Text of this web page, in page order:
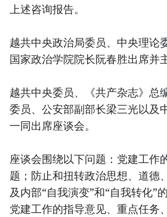
上述咨询报告。
越共中央政治局委员、中央理论
国家政治学院院长阮春胜出席并
越共中央委员、《共产杂志》总
委员、公安部副部长梁三光以及
一同出席座谈会。
座谈会围绕以下问题：党建工作
题；防止和扭转政治思想、道德
及内部“自我演变”和“自我转化”
党建工作的指导意见、重点任务